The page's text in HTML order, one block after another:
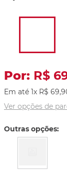
R$
Em até 1x R$ 69,
Ver opções de
Outras opções: